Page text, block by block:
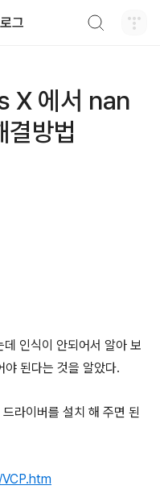
그
X 에서 nan
결방법
인식이 안되어서 알아 보
된다는 것을 알았다.
라이버를 설치 해 주면 된